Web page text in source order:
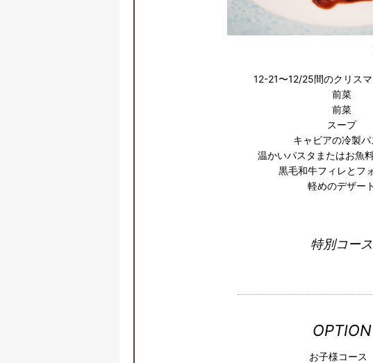
12-21〜12/25間のクリス
前菜
前菜
スープ
キャビアの冷製パ
温かいパスタまたはお魚
黒毛和牛フィレとフ
軽めのデザート
特別コース
OPTION
お子様コース